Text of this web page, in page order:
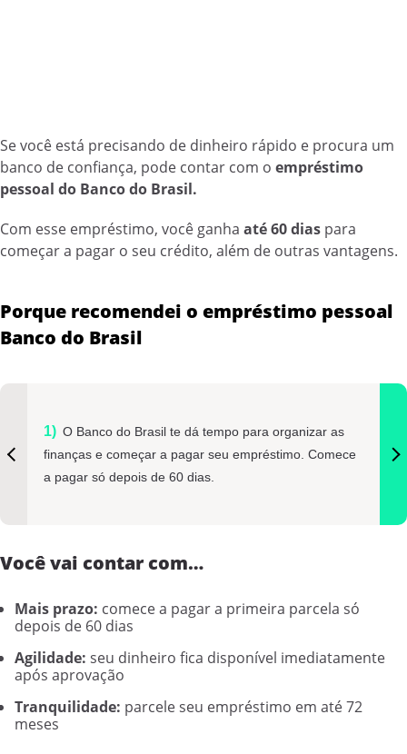
Se você está precisando de dinheiro rápido e procura um
banco de confiança, pode contar com o empréstimo
pessoal do Banco do Brasil.
Com esse empréstimo, você ganha até 60 dias para
começar a pagar o seu crédito, além de outras vantagens.
Porque recomendei o empréstimo pessoal
Banco do Brasil
O Banco do Brasil te dá tempo para organizar as
finanças e começar a pagar seu empréstimo. Comece
a pagar só depois de 60 dias.
Você vai contar com…
Mais prazo: comece a pagar a primeira parcela só
depois de 60 dias
Agilidade: seu dinheiro fica disponível imediatamente
após aprovação
Tranquilidade: parcele seu empréstimo em até 72
meses